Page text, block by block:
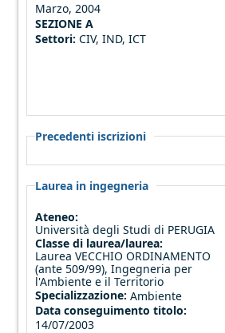
Marzo, 2004
SEZIONE A
Settori: CIV, IND, ICT
Precedenti iscrizioni
Laurea in ingegneria
Ateneo:
Università degli Studi di PERUGIA
Classe di laurea/laurea:
Laurea VECCHIO ORDINAMENTO
(ante 509/99), Ingegneria per
l'Ambiente e il Territorio
Specializzazione: Ambiente
Data conseguimento titolo:
14/07/2003